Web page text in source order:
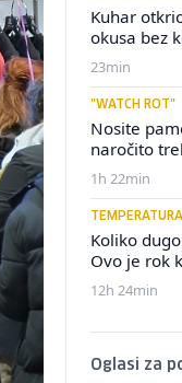
Kuhar
okusa bez
23min
"WATCH ROT"
Nosite
naročito
1h 22min
Koliko
Ovo je rok
12h 24min
Oglasi za